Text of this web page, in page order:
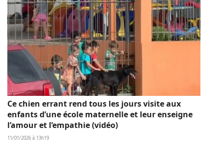
Ce chien errant rend tous les jours visite aux
enfants d’une école maternelle et leur enseigne
l’amour et l’empathie (vidéo)
11/01/2026 à 13h19